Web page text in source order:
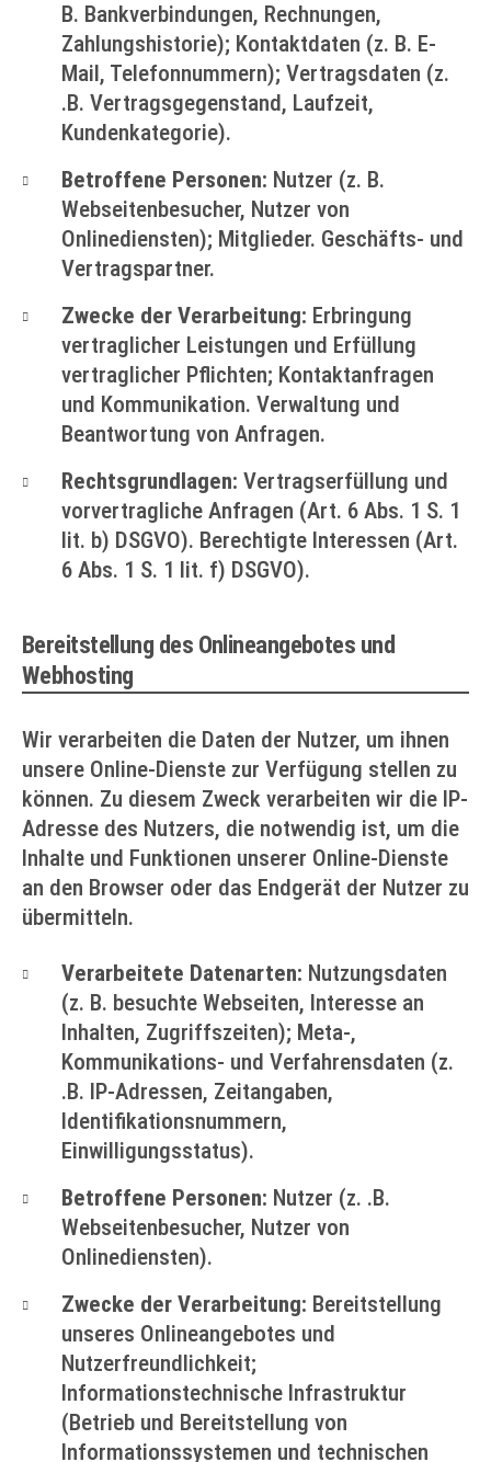
B. Bankverbindungen, Rechnungen,
Zahlungshistorie); Kontaktdaten (z. B. E-
Mail, Telefonnummern); Vertragsdaten (z.
.B. Vertragsgegenstand, Laufzeit,
Kundenkategorie).
Betroffene Personen: Nutzer (z. B.
Webseitenbesucher, Nutzer von
Onlinediensten); Mitglieder. Geschäfts- und
Vertragspartner.
Zwecke der Verarbeitung: Erbringung
vertraglicher Leistungen und Erfüllung
vertraglicher Pflichten; Kontaktanfragen
und Kommunikation. Verwaltung und
Beantwortung von Anfragen.
Rechtsgrundlagen: Vertragserfüllung und
vorvertragliche Anfragen (Art. 6 Abs. 1 S. 1
lit. b) DSGVO). Berechtigte Interessen (Art.
6 Abs. 1 S. 1 lit. f) DSGVO).
Bereitstellung des Onlineangebotes und
Webhosting
Wir verarbeiten die Daten der Nutzer, um ihnen
unsere Online-Dienste zur Verfügung stellen zu
können. Zu diesem Zweck verarbeiten wir die IP-
Adresse des Nutzers, die notwendig ist, um die
Inhalte und Funktionen unserer Online-Dienste
an den Browser oder das Endgerät der Nutzer zu
übermitteln.
Verarbeitete Datenarten: Nutzungsdaten
(z. B. besuchte Webseiten, Interesse an
Inhalten, Zugriffszeiten); Meta-,
Kommunikations- und Verfahrensdaten (z.
.B. IP-Adressen, Zeitangaben,
Identifikationsnummern,
Einwilligungsstatus).
Betroffene Personen: Nutzer (z. .B.
Webseitenbesucher, Nutzer von
Onlinediensten).
Zwecke der Verarbeitung: Bereitstellung
unseres Onlineangebotes und
Nutzerfreundlichkeit;
Informationstechnische Infrastruktur
(Betrieb und Bereitstellung von
Informationssystemen und technischen